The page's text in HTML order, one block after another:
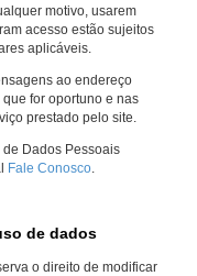
motivo, usarem
acesso estão sujeitos
aplicáveis.
ao endereço
for oportuno e nas
prestado pelo site.
Dados Pessoais
Fale Conosco.
de dados
o direito de modificar